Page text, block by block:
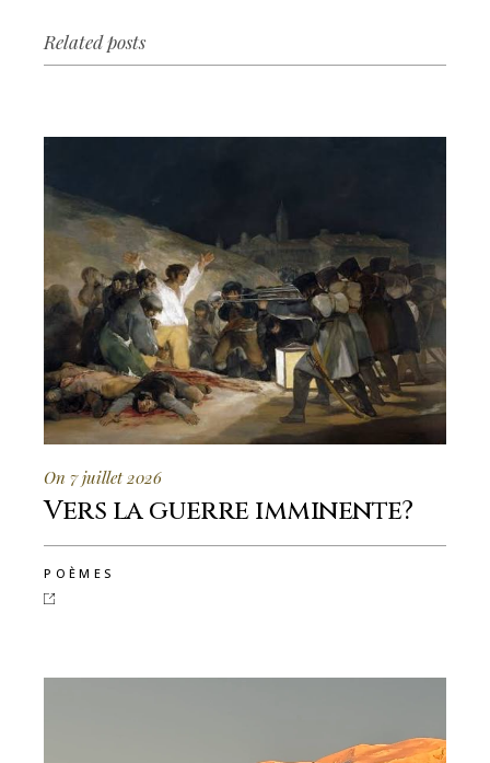
Related posts
On 7 juillet 2026
Vers la guerre imminente?
POÈMES